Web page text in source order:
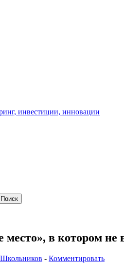
инвестиции, инновации
в котором
- Комментировать